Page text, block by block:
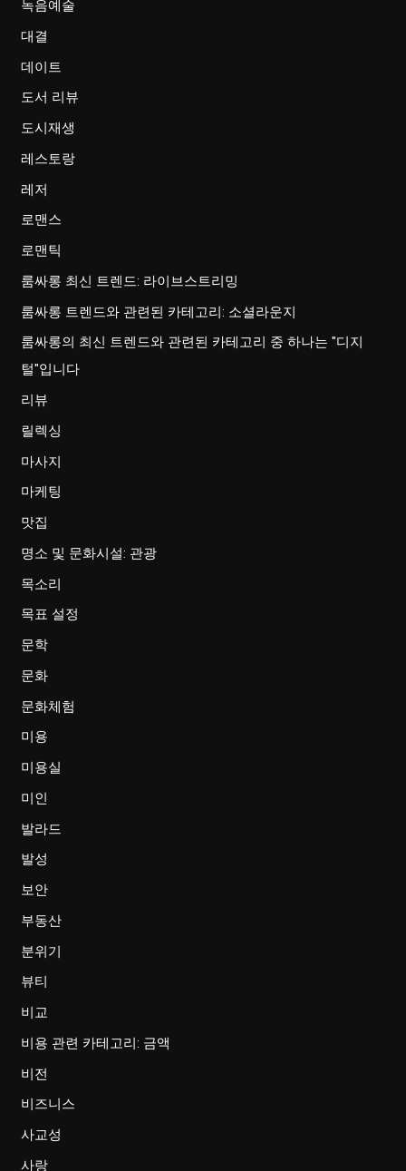
녹음예술
대결
데이트
도서 리뷰
도시재생
레스토랑
레저
로맨스
로맨틱
룸싸롱 최신 트렌드: 라이브스트리밍
룸싸롱 트렌드와 관련된 카테고리: 소셜라운지
룸싸롱의 최신 트렌드와 관련된 카테고리 중 하나는 "디지
털"입니다
리뷰
릴렉싱
마사지
마케팅
맛집
명소 및 문화시설: 관광
목소리
목표 설정
문학
문화
문화체험
미용
미용실
미인
발라드
발성
보안
부동산
분위기
뷰티
비교
비용 관련 카테고리: 금액
비전
비즈니스
사교성
사랑